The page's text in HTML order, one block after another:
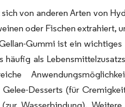
von anderen Arten von
oder Fischen extrahiert,
Gummi ist ein
häufig als
Desserts (für